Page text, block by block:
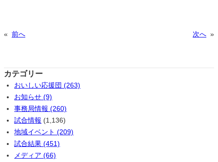
« 前へ 次へ »
カテゴリー
おいしい応援団 (263)
お知らせ (9)
事務局情報 (260)
試合情報 (1,136)
地域イベント (209)
試合結果 (451)
メディア (66)